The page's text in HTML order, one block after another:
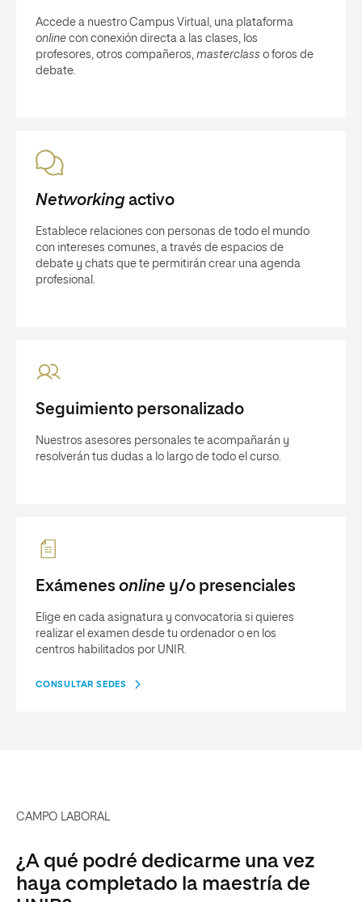
Accede a nuestro Campus Virtual, una plataforma
online con conexión directa a las clases, los
profesores, otros compañeros, masterclass o foros de
debate.
Networkingactivo
Establece relaciones con personas de todo el mundo
con intereses comunes, a través de espacios de
debate y chats que te permitirán crear una agenda
profesional.
Seguimiento personalizado
Nuestros asesores personales te acompañarán y
resolverán tus dudas a lo largo de todo el curso.
Exámenes online y/o presenciales
Elige en cada asignatura y convocatoria si quieres
realizar el examen desde tu ordenador o en los
centros habilitados por UNIR.
CONSULTAR SEDES
CAMPO LABORAL
¿A qué podré dedicarme una vez
haya completado la maestría de